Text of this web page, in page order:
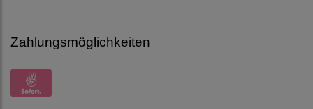
Zahlungsmöglichkeiten